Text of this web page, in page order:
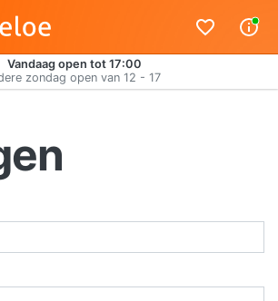
Vandaag open tot 17:00
zondag open van 12 - 17